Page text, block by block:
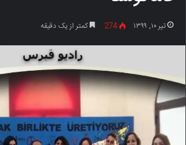
تیر ۱۰, ۱۳۹۹ 274 کمتر از یک دقیقه